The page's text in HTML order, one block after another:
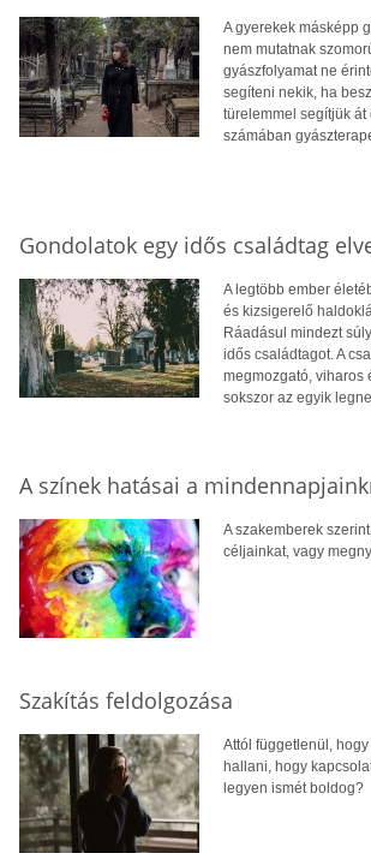
A gyerekek másképp
nem mutatnak
gyászfolyamat ne
segíteni nekik, ha
türelemmel segítjük
számában
Gondolatok egy idős családtag
A legtöbb ember
és kizsigerelő
Ráadásul mindezt
idős családtagot. A
megmozgató, viharos
sokszor az egyik
A színek hatásai a
A szakemberek
céljainkat, vagy
Szakítás feldolgozása
Attól függetlenül,
hallani, hogy
legyen ismét boldog?